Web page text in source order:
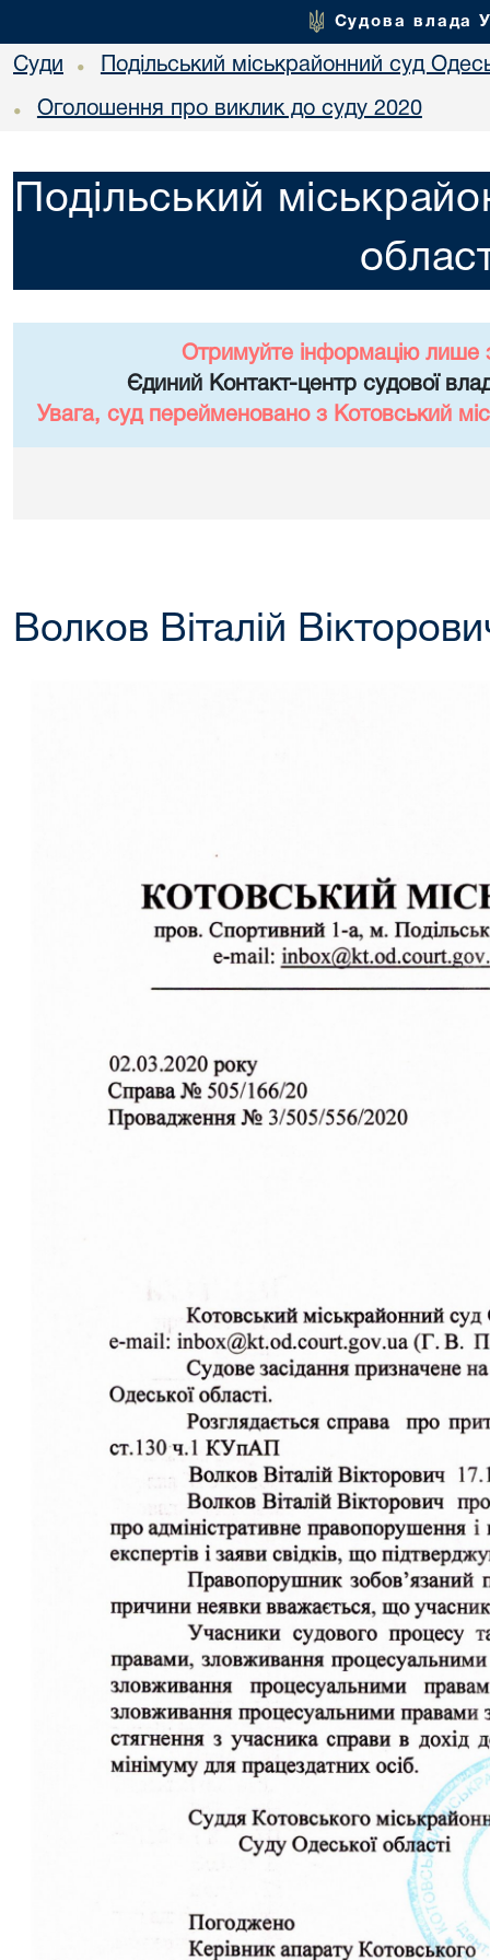
Судова влада
Суди • Подільський міськрайонний суд
• Оголошення про виклик до суду 2020
Подільський
Отримуйте інформацію лише
Єдиний Контакт-центр судової
Увага, суд перейменовано з Котовський
Волков Віталій